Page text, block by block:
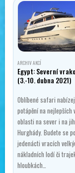
ARCHIV AKCÍ
Egypt: Severní
(3.-10. dubna 2021)
Oblíbené safari
potápění na nejlepších
oblasti na sever i na
Hurghády. Budete se
jedenácti vracích
nákladních lodí či
hloubkách…